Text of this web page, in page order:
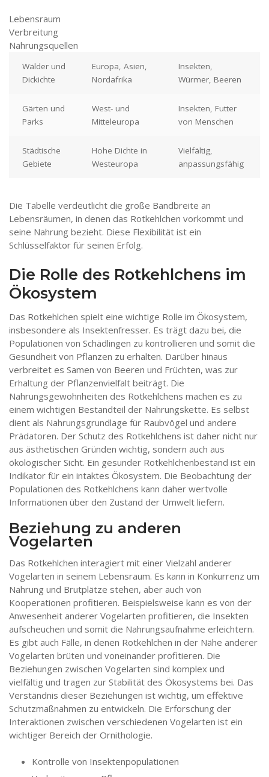
Lebensraum
Verbreitung
Nahrungsquellen
Wälder und
Dickichte
Europa, Asien,
Nordafrika
Insekten,
Würmer, Beeren
Gärten und
Parks
West- und
Mitteleuropa
Insekten, Futter
von Menschen
Städtische
Gebiete
Hohe Dichte in
Westeuropa
Vielfältig,
anpassungsfähig
Die Tabelle verdeutlicht die große Bandbreite an
Lebensräumen, in denen das Rotkehlchen vorkommt und
seine Nahrung bezieht. Diese Flexibilität ist ein
Schlüsselfaktor für seinen Erfolg.
Die Rolle des Rotkehlchens im
Ökosystem
Das Rotkehlchen spielt eine wichtige Rolle im Ökosystem,
insbesondere als Insektenfresser. Es trägt dazu bei, die
Populationen von Schädlingen zu kontrollieren und somit die
Gesundheit von Pflanzen zu erhalten. Darüber hinaus
verbreitet es Samen von Beeren und Früchten, was zur
Erhaltung der Pflanzenvielfalt beiträgt. Die
Nahrungsgewohnheiten des Rotkehlchens machen es zu
einem wichtigen Bestandteil der Nahrungskette. Es selbst
dient als Nahrungsgrundlage für Raubvögel und andere
Prädatoren. Der Schutz des Rotkehlchens ist daher nicht nur
aus ästhetischen Gründen wichtig, sondern auch aus
ökologischer Sicht. Ein gesunder Rotkehlchenbestand ist ein
Indikator für ein intaktes Ökosystem. Die Beobachtung der
Populationen des Rotkehlchens kann daher wertvolle
Informationen über den Zustand der Umwelt liefern.
Beziehung zu anderen
Vogelarten
Das Rotkehlchen interagiert mit einer Vielzahl anderer
Vogelarten in seinem Lebensraum. Es kann in Konkurrenz um
Nahrung und Brutplätze stehen, aber auch von
Kooperationen profitieren. Beispielsweise kann es von der
Anwesenheit anderer Vogelarten profitieren, die Insekten
aufscheuchen und somit die Nahrungsaufnahme erleichtern.
Es gibt auch Fälle, in denen Rotkehlchen in der Nähe anderer
Vogelarten brüten und voneinander profitieren. Die
Beziehungen zwischen Vogelarten sind komplex und
vielfältig und tragen zur Stabilität des Ökosystems bei. Das
Verständnis dieser Beziehungen ist wichtig, um effektive
Schutzmaßnahmen zu entwickeln. Die Erforschung der
Interaktionen zwischen verschiedenen Vogelarten ist ein
wichtiger Bereich der Ornithologie.
Kontrolle von Insektenpopulationen